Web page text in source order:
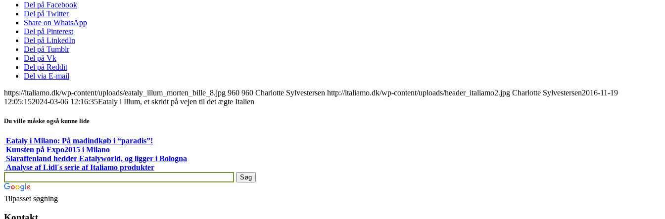
Del på Facebook
Del på Twitter
Share on WhatsApp
Del på Pinterest
Del på LinkedIn
Del på Tumblr
Del på Vk
Del på Reddit
Del via E-mail
https://italiamo.dk/wp-content/uploads/eataly_illum_morten_bille_8.jpg 960 960 Charlotte Sylvestersen http://italiamo.dk/wp-content/uploads/header_italiamo2.jpg Charlotte Sylvestersen2016-11-19
12:05:152024-03-06 12:16:35Eataly i Illum, et skridt på vejen til det ægte Italien
Du ville måske også kunne lide
Eataly i Milano: På madindkøb i “paradis”!
Kunsten på Expo2015 i Milano
Slaraffenland hedder Eatalyworld, og ligger i Bologna
Analyse af Lidl´s serie af Italiamo produkter
Tilpasset søgning